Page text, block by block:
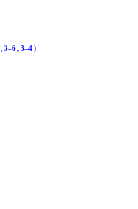
3–6 , 3–4 )